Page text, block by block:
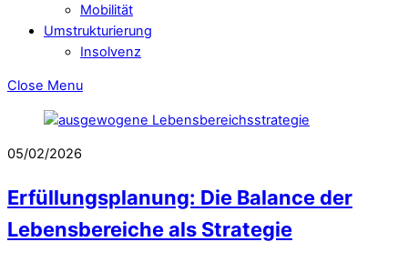
Mobilität
Umstrukturierung
Insolvenz
Close Menu
05/02/2026
Erfüllungsplanung: Die Balance der
Lebensbereiche als Strategie